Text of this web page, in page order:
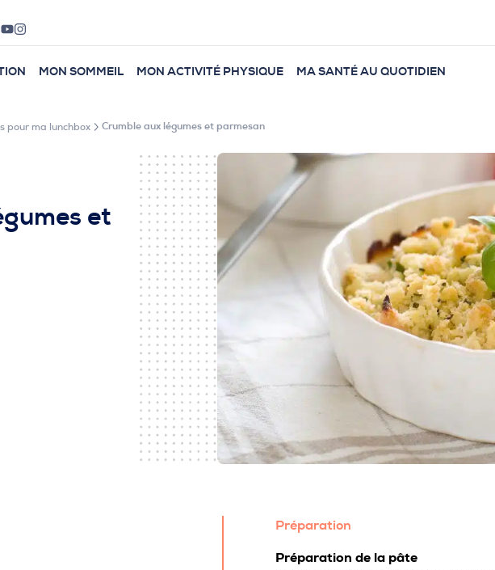
MON SOMMEIL MON ACTIVITÉ PHYSIQUE MA SANTÉ AU QUOTIDIEN
pour ma lunchbox Crumble aux légumes et parmesan
et
Préparation
Préparation de la pâte